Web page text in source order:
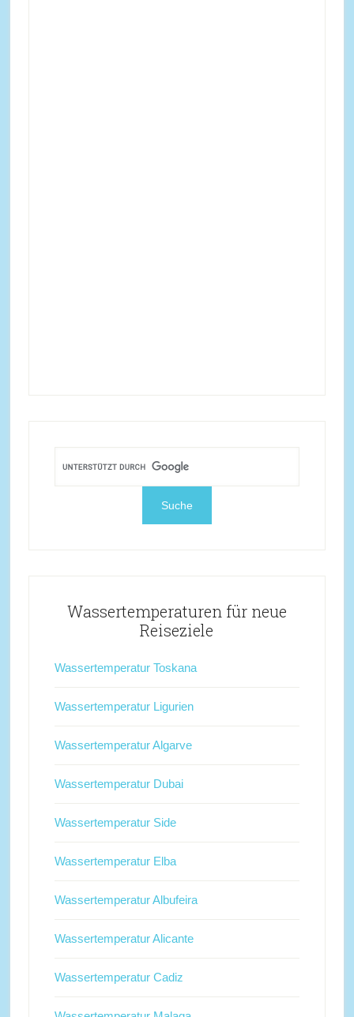
Wassertemperaturen für neue
Reiseziele
Wassertemperatur Toskana
Wassertemperatur Ligurien
Wassertemperatur Algarve
Wassertemperatur Dubai
Wassertemperatur Side
Wassertemperatur Elba
Wassertemperatur Albufeira
Wassertemperatur Alicante
Wassertemperatur Cadiz